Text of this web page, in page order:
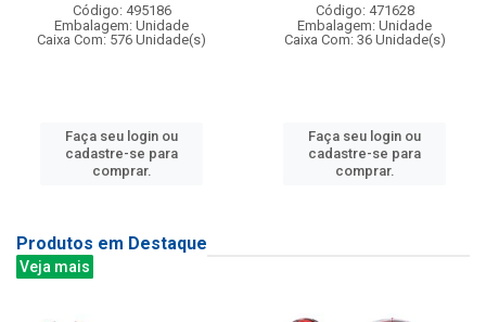
Código: 495186
Embalagem: Unidade
Caixa Com: 576 Unidade(s)
Faça seu login ou
cadastre-se para
comprar.
Código: 471628
Embalagem: Unidade
Caixa Com: 36 Unidade(s)
Faça seu login ou
cadastre-se para
comprar.
Produtos em Destaque
Veja mais